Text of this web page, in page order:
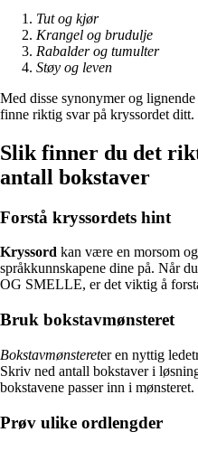
Tut og kjør
Krangel og brudulje
Rabalder og tumulter
Støy og leven
Med disse synonymer og
finne riktig svar på kryssordet
Slik finner du det
antall bokstaver
Forstå kryssordets hint
Kryssord kan være en morsom
språkkunnskapene dine på. Når
OG SMELLE, er det viktig å
Bruk bokstavmønsteret
Bokstavmønstereter en nyttig
Skriv ned antall bokstaver i
bokstavene passer inn i mønsteret.
Prøv ulike ordlengder